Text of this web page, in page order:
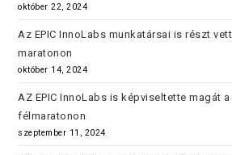
október 22, 2024
Az EPIC InnoLabs munkatársai is részt
maratonon
október 14, 2024
AZ EPIC InnoLabs is képviseltette magát
félmaratonon
szeptember 11, 2024